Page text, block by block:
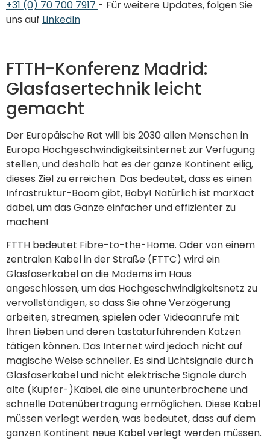
+31 (0) 70 700 7917 - Für weitere Updates, folgen Sie
uns auf LinkedIn
FTTH-Konferenz Madrid:
Glasfasertechnik leicht
gemacht
Der Europäische Rat will bis 2030 allen Menschen in
Europa Hochgeschwindigkeitsinternet zur Verfügung
stellen, und deshalb hat es der ganze Kontinent eilig,
dieses Ziel zu erreichen. Das bedeutet, dass es einen
Infrastruktur-Boom gibt, Baby! Natürlich ist marXact
dabei, um das Ganze einfacher und effizienter zu
machen!
FTTH bedeutet Fibre-to-the-Home. Oder von einem
zentralen Kabel in der Straße (FTTC) wird ein
Glasfaserkabel an die Modems im Haus
angeschlossen, um das Hochgeschwindigkeitsnetz zu
vervollständigen, so dass Sie ohne Verzögerung
arbeiten, streamen, spielen oder Videoanrufe mit
Ihren Lieben und deren tastaturführenden Katzen
tätigen können. Das Internet wird jedoch nicht auf
magische Weise schneller. Es sind Lichtsignale durch
Glasfaserkabel und nicht elektrische Signale durch
alte (Kupfer-)Kabel, die eine ununterbrochene und
schnelle Datenübertragung ermöglichen. Diese Kabel
müssen verlegt werden, was bedeutet, dass auf dem
ganzen Kontinent neue Kabel verlegt werden müssen.